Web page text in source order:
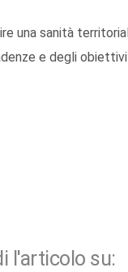
una sanità
e degli obiettivi
l'articolo su: